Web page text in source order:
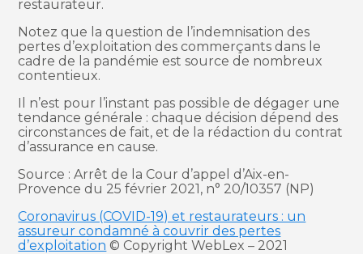
restaurateur.
Notez que la question de l’indemnisation des
pertes d’exploitation des commerçants dans le
cadre de la pandémie est source de nombreux
contentieux.
Il n’est pour l’instant pas possible de dégager une
tendance générale : chaque décision dépend des
circonstances de fait, et de la rédaction du contrat
d’assurance en cause.
Source : Arrêt de la Cour d’appel d’Aix-en-
Provence du 25 février 2021, n° 20/10357 (NP)
Coronavirus (COVID-19) et restaurateurs : un
assureur condamné à couvrir des pertes
d’exploitation © Copyright WebLex – 2021